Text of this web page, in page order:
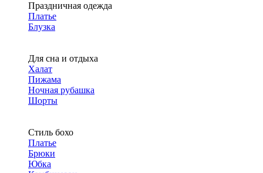
Праздничная одежда
Платье
Блузка
Для сна и отдыха
Халат
Пижама
Ночная рубашка
Шорты
Стиль бохо
Платье
Брюки
Юбка